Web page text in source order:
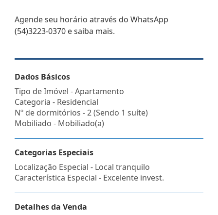
Agende seu horário através do WhatsApp
(54)3223-0370 e saiba mais.
Dados Básicos
Tipo de Imóvel - Apartamento
Categoria - Residencial
Nº de dormitórios - 2 (Sendo 1 suíte)
Mobiliado - Mobiliado(a)
Categorias Especiais
Localização Especial - Local tranquilo
Característica Especial - Excelente invest.
Detalhes da Venda